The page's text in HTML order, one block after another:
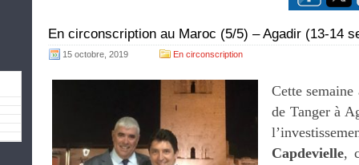
En circonscription au Maroc (5/5) – Agadir (13-14
15 octobre, 2019 En circonscription
Cette
de Tanger à
Capdevielle,